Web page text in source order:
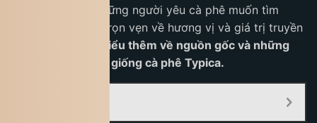
là lựa chọn của những người yêu cà phê muốn tìm
kiếm trải nghiệm trọn vẹn về hương vị và giá trị truyền
Cùng tìm hiểu thêm về nguồn gốc và những
nét đặc trưng của giống cà phê Typica.